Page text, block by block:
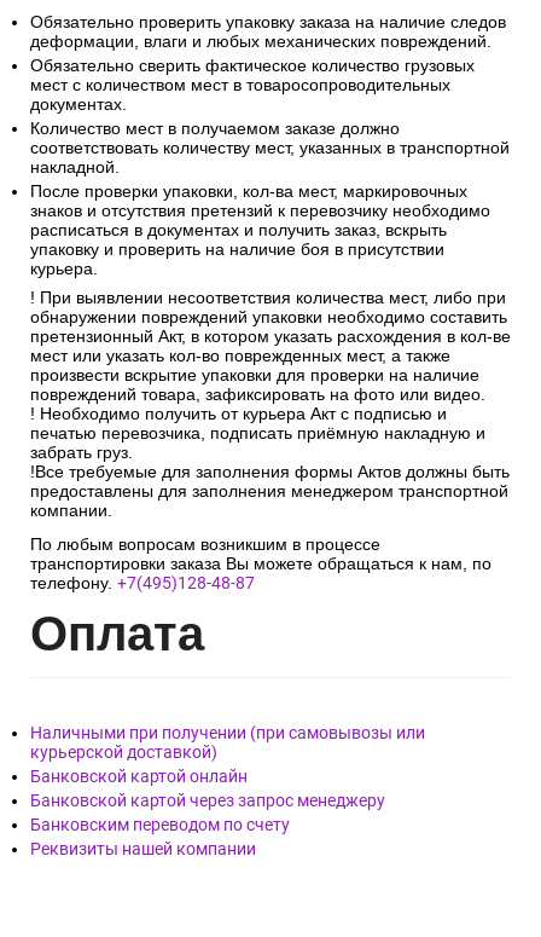
Обязательно проверить упаковку заказа на наличие следов
деформации, влаги и любых механических повреждений.
Обязательно сверить фактическое количество грузовых
мест с количеством мест в товаросопроводительных
документах.
Количество мест в получаемом заказе должно
соответствовать количеству мест, указанных в транспортной
накладной.
После проверки упаковки, кол-ва мест, маркировочных
знаков и отсутствия претензий к перевозчику необходимо
расписаться в документах и получить заказ, вскрыть
упаковку и проверить на наличие боя в присутствии
курьера.
! При выявлении несоответствия количества мест, либо при
обнаружении повреждений упаковки необходимо составить
претензионный Акт, в котором указать расхождения в кол-ве
мест или указать кол-во поврежденных мест, а также
произвести вскрытие упаковки для проверки на наличие
повреждений товара, зафиксировать на фото или видео.
! Необходимо получить от курьера Акт с подписью и
печатью перевозчика, подписать приёмную накладную и
забрать груз.
!Все требуемые для заполнения формы Актов должны быть
предоставлены для заполнения менеджером транспортной
компании.
По любым вопросам возникшим в процессе
транспортировки заказа Вы можете обращаться к нам, по
телефону. +7(495)128-48-87
Оплата
Наличными при получении (при самовывозы или
курьерской доставкой)
Банковской картой онлайн
Банковской картой через запрос менеджеру
Банковским переводом по счету
Реквизиты нашей компании